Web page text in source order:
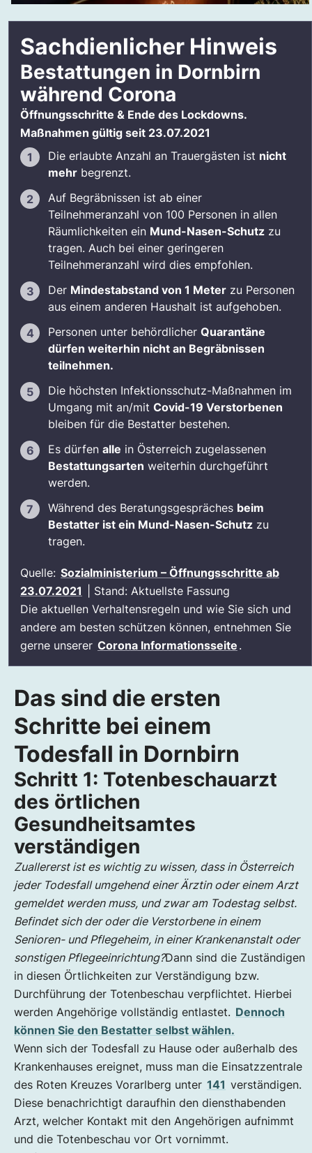
Sachdienlicher Hinweis
Bestattungen in Dornbirn
während Corona
Öffnungsschritte & Ende des Lockdowns.
Maßnahmen gültig seit 23.07.2021
Die erlaubte Anzahl an Trauergästen ist nicht
mehr begrenzt.
Auf Begräbnissen ist ab einer
Teilnehmeranzahl von 100 Personen in allen
Räumlichkeiten ein Mund-Nasen-Schutz zu
tragen. Auch bei einer geringeren
Teilnehmeranzahl wird dies empfohlen.
Der Mindestabstand von 1 Meter zu Personen
aus einem anderen Haushalt ist aufgehoben.
Personen unter behördlicher Quarantäne
dürfen weiterhin nicht an Begräbnissen
teilnehmen.
Die höchsten Infektionsschutz-Maßnahmen im
Umgang mit an/mit Covid-19 Verstorbenen
bleiben für die Bestatter bestehen.
Es dürfen alle in Österreich zugelassenen
Bestattungsarten weiterhin durchgeführt
werden.
Während des Beratungsgespräches beim
Bestatter ist ein Mund-Nasen-Schutz zu
tragen.
Quelle: Sozialministerium – Öffnungsschritte ab
23.07.2021
| Stand: Aktuellste Fassung
Die aktuellen Verhaltensregeln und wie Sie sich und
andere am besten schützen können, entnehmen Sie
gerne unserer Corona Informationsseite .
Das sind die ersten
Schritte bei einem
Todesfall in Dornbirn
Schritt 1: Totenbeschauarzt
des örtlichen
Gesundheitsamtes
verständigen
Zuallererst ist es wichtig zu wissen, dass in Österreich
jeder Todesfall umgehend einer Ärztin oder einem Arzt
gemeldet werden muss, und zwar am Todestag selbst.
Befindet sich der oder die Verstorbene in einem
Senioren- und Pflegeheim, in einer Krankenanstalt oder
sonstigen Pflegeeinrichtung?Dann sind die Zuständigen
in diesen Örtlichkeiten zur Verständigung bzw.
Durchführung der Totenbeschau verpflichtet. Hierbei
werden Angehörige vollständig entlastet. Dennoch
können Sie den Bestatter selbst wählen.
Wenn sich der Todesfall zu Hause oder außerhalb des
Krankenhauses ereignet, muss man die Einsatzzentrale
des Roten Kreuzes Vorarlberg unter 141 verständigen.
Diese benachrichtigt daraufhin den diensthabenden
Arzt, welcher Kontakt mit den Angehörigen aufnimmt
und die Totenbeschau vor Ort vornimmt.